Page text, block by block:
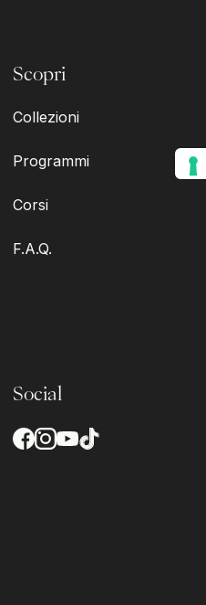
Scopri
Collezioni
Programmi
Corsi
F.A.Q.
Social